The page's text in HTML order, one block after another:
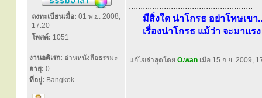
ลงทะเบียนเมื่อ: 01 พ.ย. 2008,
17:20
โพสต์: 1051
งานอดิเรก: อ่านหนังสือธรรมะ
อายุ: 0
ที่อยู่: Bangkok
.....................................................
มีสิ่งใด น่าโกรธ อย่าโทษเขา
เรื่องน่าโกรธ แม้ว่า จะมาแร
แก้ไขล่าสุดโดย O.wan เมื่อ 15 ก.ย. 2009,